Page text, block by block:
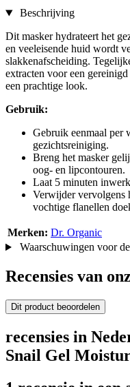
Beschrijving
Dit masker hydrateert het
en veeleisende huid wordt
slakkenafscheiding.
extracten voor een
een prachtige look.
Gebruik:
Gebruik eenmaal per
gezichtsreiniging.
Breng het masker
oog- en lipcontouren.
Laat 5 minuten
Verwijder vervolgens
vochtige flanellen
Merken: Dr. Organic
Waarschuwingen voor
Recensies van
Dit product beoordelen
recensies in
Snail Gel